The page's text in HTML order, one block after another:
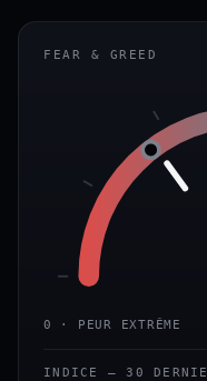
FEAR & GREED
0 · PEUR EXTRÊME
INDICE — 30